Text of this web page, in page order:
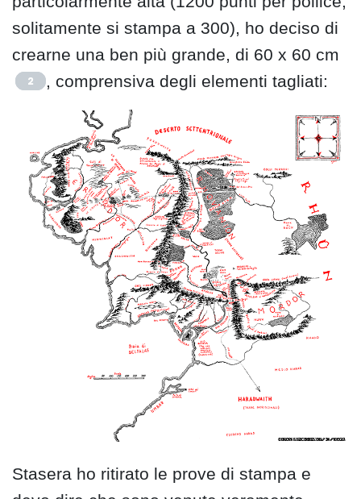
solitamente si stampa a 300), ho deciso di
crearne una ben più grande, di 60 x 60 cm
2 , comprensiva degli elementi tagliati:
Stasera ho ritirato le prove di stampa e